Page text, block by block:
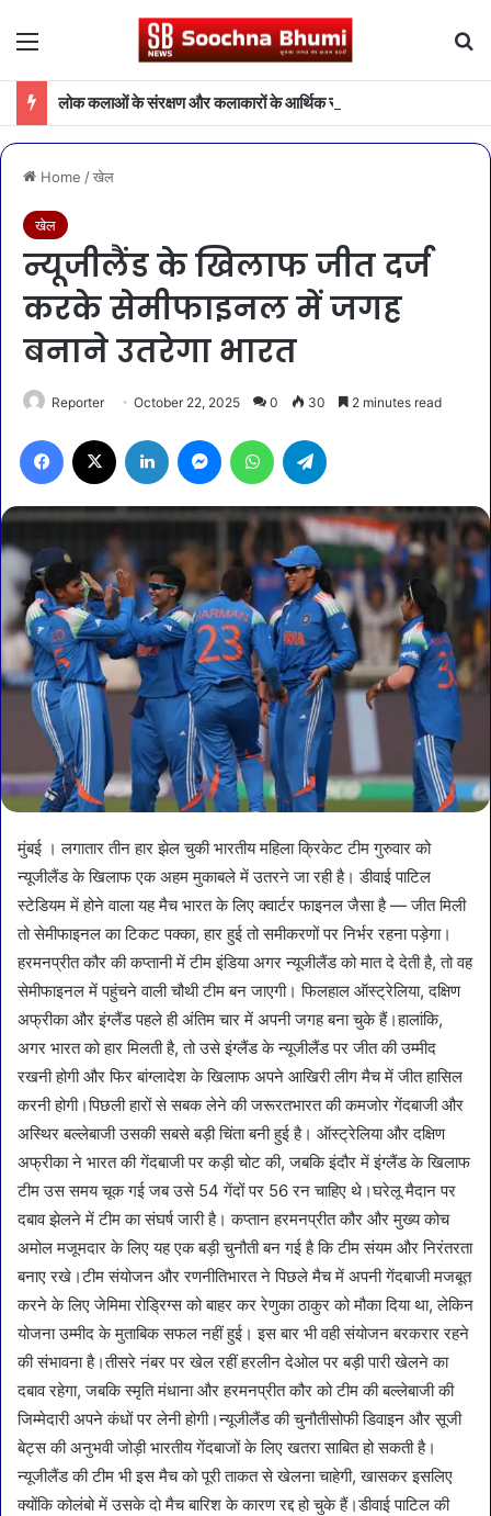
Menu
Home /खेल
खेल
न्यूजीलैंड के खिलाफ जीत दर्ज
करके सेमीफाइनल में जगह
बनाने उतरेगा भारत
Reporter October 22, 2025 0 30 2 minutes read
Facebook LinkedIn MessengerWhatsApp
मुंबई । लगातार तीन हार झेल चुकी भारतीय महिला क्रिकेट टीम गुरुवार को
न्यूजीलैंड के खिलाफ एक अहम मुकाबले में उतरने जा रही है। डीवाई पाटिल
स्टेडियम में होने वाला यह मैच भारत के लिए क्वार्टर फाइनल जैसा है — जीत मिली
तो सेमीफाइनल का टिकट पक्का, हार हुई तो समीकरणों पर निर्भर रहना पड़ेगा।
हरमनप्रीत कौर की कप्तानी में टीम इंडिया अगर न्यूजीलैंड को मात दे देती है, तो वह
सेमीफाइनल में पहुंचने वाली चौथी टीम बन जाएगी। फिलहाल ऑस्ट्रेलिया, दक्षिण
अफ्रीका और इंग्लैंड पहले ही अंतिम चार में अपनी जगह बना चुके हैं।हालांकि,
अगर भारत को हार मिलती है, तो उसे इंग्लैंड के न्यूजीलैंड पर जीत की उम्मीद
रखनी होगी और फिर बांग्लादेश के खिलाफ अपने आखिरी लीग मैच में जीत हासिल
करनी होगी।पिछली हारों से सबक लेने की जरूरतभारत की कमजोर गेंदबाजी और
अस्थिर बल्लेबाजी उसकी सबसे बड़ी चिंता बनी हुई है। ऑस्ट्रेलिया और दक्षिण
अफ्रीका ने भारत की गेंदबाजी पर कड़ी चोट की, जबकि इंदौर में इंग्लैंड के खिलाफ
टीम उस समय चूक गई जब उसे 54 गेंदों पर 56 रन चाहिए थे।घरेलू मैदान पर
दबाव झेलने में टीम का संघर्ष जारी है। कप्तान हरमनप्रीत कौर और मुख्य कोच
अमोल मजूमदार के लिए यह एक बड़ी चुनौती बन गई है कि टीम संयम और निरंतरता
बनाए रखे।टीम संयोजन और रणनीतिभारत ने पिछले मैच में अपनी गेंदबाजी मजबूत
करने के लिए जेमिमा रोड्रिग्स को बाहर कर रेणुका ठाकुर को मौका दिया था, लेकिन
योजना उम्मीद के मुताबिक सफल नहीं हुई। इस बार भी वही संयोजन बरकरार रहने
की संभावना है।तीसरे नंबर पर खेल रहीं हरलीन देओल पर बड़ी पारी खेलने का
दबाव रहेगा, जबकि स्मृति मंधाना और हरमनप्रीत कौर को टीम की बल्लेबाजी की
जिम्मेदारी अपने कंधों पर लेनी होगी।न्यूजीलैंड की चुनौतीसोफी डिवाइन और सूजी
बेट्स की अनुभवी जोड़ी भारतीय गेंदबाजों के लिए खतरा साबित हो सकती है।
न्यूजीलैंड की टीम भी इस मैच को पूरी ताकत से खेलना चाहेगी, खासकर इसलिए
क्योंकि कोलंबो में उसके दो मैच बारिश के कारण रद्द हो चुके हैं।डीवाई पाटिल की